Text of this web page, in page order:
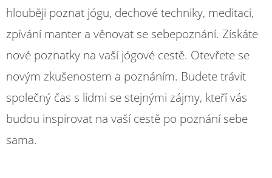
hlouběji poznat jógu, dechové techniky, meditaci,
zpívání manter a věnovat se sebepoznání. Získáte
nové poznatky na vaší jógové cestě. Otevřete se
novým zkušenostem a poznáním. Budete trávit
společný čas s lidmi se stejnými zájmy, kteří vás
budou inspirovat na vaší cestě po poznání sebe
sama.